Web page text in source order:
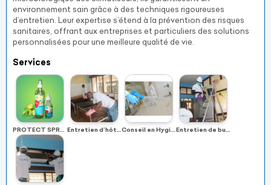
environnement sain grâce à des techniques rigoureuses
d’entretien. Leur expertise s’étend à la prévention des risques
sanitaires, offrant aux entreprises et particuliers des solutions
personnalisées pour une meilleure qualité de vie.
Services
PROTECT SPRAY Entretien d’hôtel – Hôpital Conseil en Hygiène et en sécurité sanitaire Entretien de bureaux et locaux professionnels